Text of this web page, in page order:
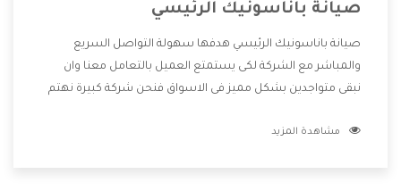
صيانة باناسونيك الرئيسي
صيانة باناسونيك الرئيسي هدفها سهولة التواصل السريع
والمباشر مع الشركة لكى يستمتع العميل بالتعامل معنا وان
نبقى متواجدين بشكل مميز فى الاسواق فنحن شركة كبيرة نهتم
الشركة بها والتى تكون منها خدمة الصيانة التى تكون من أهم
مشاهدة المزيد